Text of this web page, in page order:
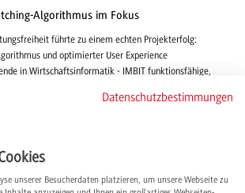
Algorithmus im Fokus
führte zu einem echten Projekterfolg:
und optimierter User Experience
in Wirtschaftsinformatik - IMBIT funktionsfähige,
Datenschutzbestimmungen
unserer Besucherdaten platzieren, um unsere Webseite zu